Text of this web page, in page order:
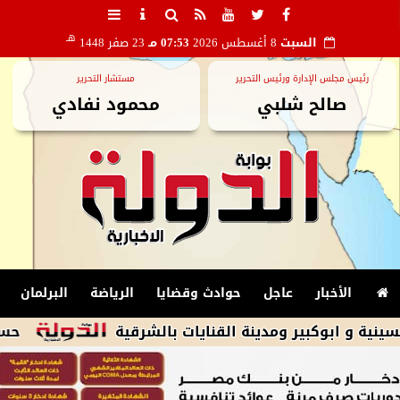
السبت 07:53 مـ 23 صفر 1448 هـ
رئيس مجلس الإدارة ورئيس التحرير
صالح شلبي
مستشار التحرير
محمود نفادي
الأخبار عاجل حوادث وقضايا الرياضة البرلمان
حسام